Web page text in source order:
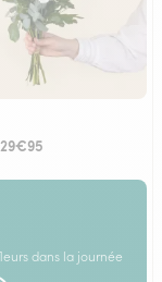
29€95
dans la journée